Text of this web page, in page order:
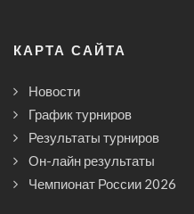
КАРТА САЙТА
Новости
График турниров
Результаты турниров
Он-лайн результаты
Чемпионат России 2026